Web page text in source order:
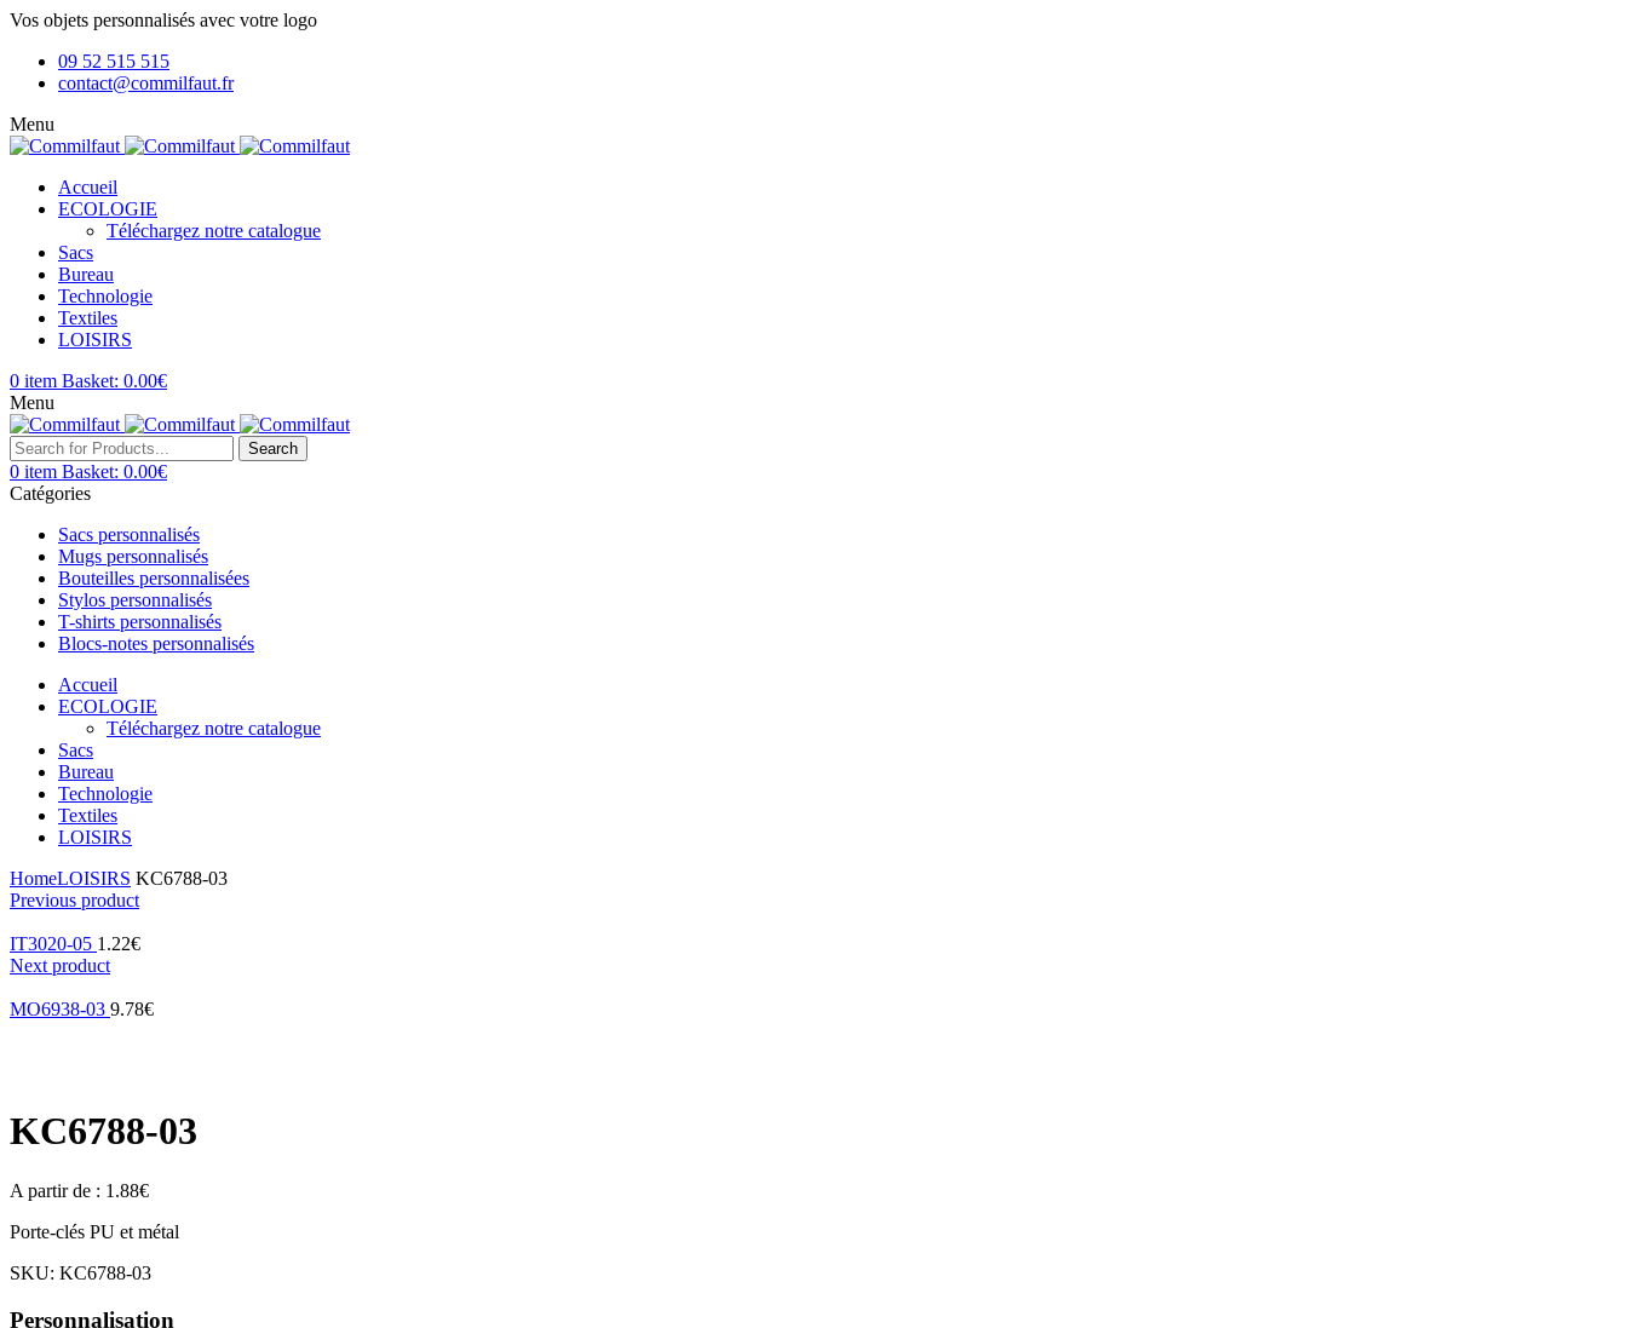
Vos objets personnalisés avec votre logo
09 52 515 515
contact@commilfaut.fr
Menu
Accueil
ECOLOGIE
Téléchargez notre catalogue
Sacs
Bureau
Technologie
Textiles
LOISIRS
0 item Basket: 0.00€
Menu
Search
0 item Basket: 0.00€
Catégories
Sacs personnalisés
Mugs personnalisés
Bouteilles personnalisées
Stylos personnalisés
T-shirts personnalisés
Blocs-notes personnalisés
Accueil
ECOLOGIE
Téléchargez notre catalogue
Sacs
Bureau
Technologie
Textiles
LOISIRS
HomeLOISIRS KC6788-03
Previous product
IT3020-05 1.22€
Next product
MO6938-03 9.78€
KC6788-03
A partir de : 1.88€
Porte-clés PU et métal
SKU: KC6788-03
Personnalisation